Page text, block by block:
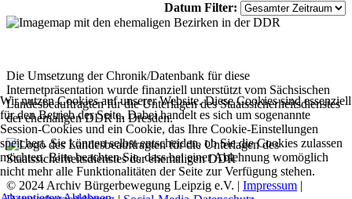
Datum Filter:
Die Umsetzung der Chronik/Datenbank für diese
Internetpräsentation wurde finanziell unterstützt vom Sächsischen
Landesbeauftragten für die Unterlagen des Staatssicherheitsdienstes
der ehemaligen DDR in Dresden.
© 2024 Archiv Bürgerbewegung Leipzig e.V. | Impressum |
Wir nutzen Cookies auf unserer Website. Diese Cookies sind essenziell
für den Betrieb der Seite. Dabei handelt es sich um sogenannte
Session-Cookies und ein Cookie, das Ihre Cookie-Einstellungen
speichert. Sie können selbst entscheiden, ob Sie die Cookies zulassen
möchten. Bitte beachten Sie, dass bei einer Ablehnung womöglich
nicht mehr alle Funktionalitäten der Seite zur Verfügung stehen.